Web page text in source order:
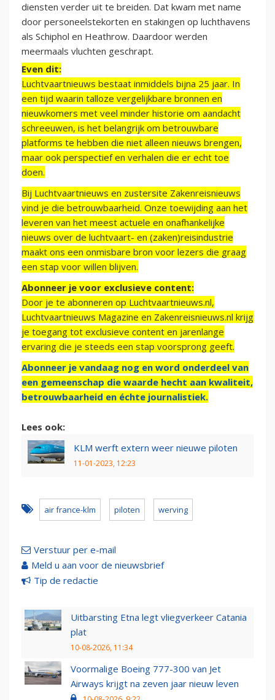
diensten verder uit te breiden. Dat kwam met name
door personeelstekorten en stakingen op luchthavens
als Schiphol en Heathrow. Daardoor werden
meermaals vluchten geschrapt.
Even dit:
Luchtvaartnieuws bestaat inmiddels bijna 25 jaar. In
een tijd waarin talloze vergelijkbare bronnen en
nieuwkomers met veel minder historie om aandacht
schreeuwen, is het belangrijk om betrouwbare
platforms te hebben die niet alleen nieuws brengen,
maar ook perspectief en verhalen die er echt toe
doen.
Bij Luchtvaartnieuws en zustersite Zakenreisnieuws
vind je die betrouwbaarheid. Onze toewijding aan het
leveren van het meest actuele en onafhankelijke
nieuws over de luchtvaart- en (zaken)reisindustrie
maakt ons een onmisbare bron voor lezers die graag
een stap voor willen blijven.
Abonneer je voor exclusieve content:
Door je te abonneren op Luchtvaartnieuws.nl,
Luchtvaartnieuws Magazine en Zakenreisnieuws.nl krijg
je toegang tot exclusieve content en jarenlange
ervaring die je steeds een stap voorsprong geeft.
Abonneer je vandaag nog en word onderdeel van
een gemeenschap die waarde hecht aan kwaliteit,
betrouwbaarheid en échte journalistiek.
Lees ook:
KLM werft extern weer nieuwe piloten
11-01-2023, 12:23
air france-klm piloten werving
Verstuur per e-mail
Meld u aan voor de nieuwsbrief
Tip de redactie
Uitbarsting Etna legt vliegverkeer Catania
plat
10-08-2026, 11:34
Voormalige Boeing 777-300 van Jet
Airways krijgt na zeven jaar nieuw leven